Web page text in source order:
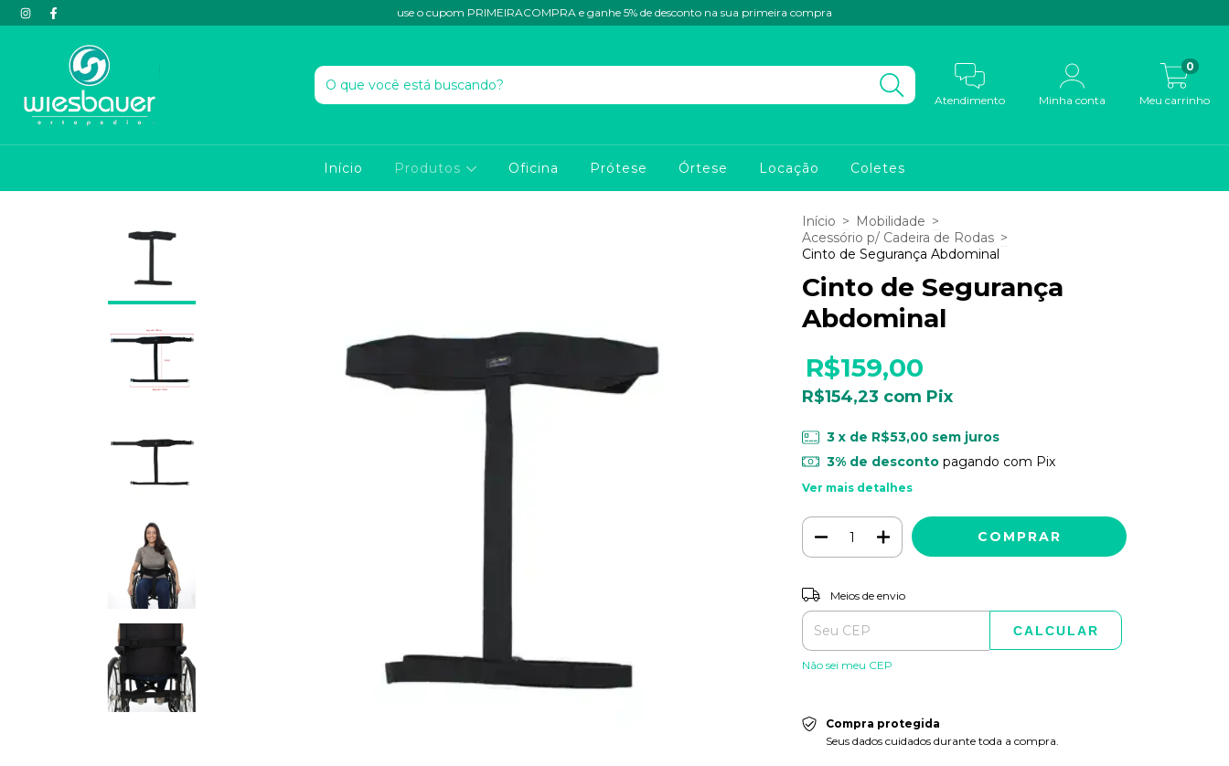
use o cupom PRIMEIRACOMPRA e ganhe 5% de desconto na sua primeira compra
Atendimento Minha conta Meu carrinho
0
Início Produtos Oficina Prótese Órtese Locação Coletes
Início > Mobilidade >
Acessório p/ Cadeira de Rodas >
Cinto de Segurança Abdominal
Cinto de Segurança
Abdominal
R$159,00
R$154,23 com Pix
3 x de R$53,00 sem juros
3% de descontopagando com Pix
Ver mais detalhes
Entregas para o CEP:
Meios de envio
CALCULAR
Não sei meu CEP
Compra protegida
Seus dados cuidados durante toda a compra.